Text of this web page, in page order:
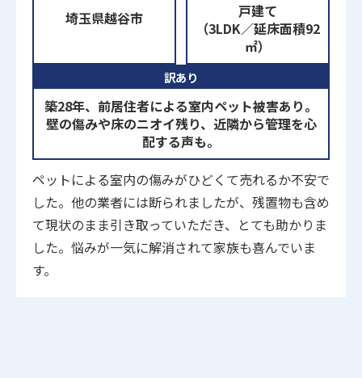
埼玉県越谷市
戸建て
（3LDK／延床面積92
㎡）
訳あり
築28年、前居住者による室内ペット被害あり。
壁の傷みや床のニオイ残り、近隣から管理を心
配する声も。
ペットによる室内の傷みがひどくて売れるか不安で
した。他の業者には断られましたが、残置物も含め
て現状のまま引き取っていただき、とても助かりま
した。悩みが一気に解消されて家族も喜んでいま
す。